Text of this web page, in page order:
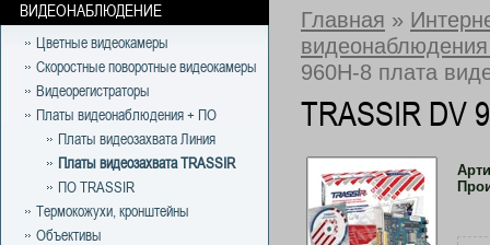
Главная »
960H-8 плата
TRASSIR DV
ВИДЕОНАБЛЮДЕНИЕ
Цветные видеокамеры
Скоростные поворотные видеокамеры
Видеорегистраторы
Платы видеонаблюдения + ПО
Платы видеозахвата Линия
Платы видеозахвата TRASSIR
ПО TRASSIR
Термокожухи, кронштейны
Объективы